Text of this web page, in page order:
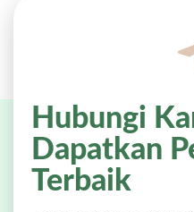
Hubungi
Dapatkan
Terbaik